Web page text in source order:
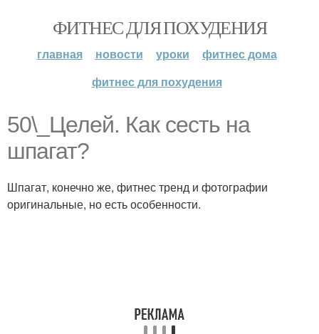
ФИТНЕС ДЛЯ ПОХУДЕНИЯ
главная новости уроки
фитнес дома
фитнес для похудения
50\_Целей. Как сесть на
шпагат?
Шпагат, конечно же, фитнес тренд и фотографии
оригинальные, но есть особенности.